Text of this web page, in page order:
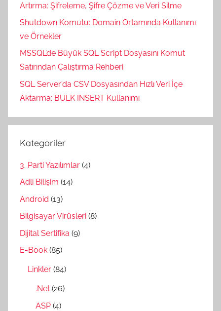
Artırma: Şifreleme, Şifre Çözme ve Veri Silme
Shutdown Komutu: Domain Ortamında Kullanımı
ve Örnekler
MSSQL’de Büyük SQL Script Dosyasını Komut
Satırından Çalıştırma Rehberi
SQL Server’da CSV Dosyasından Hızlı Veri İçe
Aktarma: BULK INSERT Kullanımı
Kategoriler
3. Parti Yazılımlar (4)
Adli Bilişim (14)
Android (13)
Bilgisayar Virüsleri (8)
Dijital Sertifika (9)
E-Book (85)
Linkler (84)
.Net (26)
ASP (4)